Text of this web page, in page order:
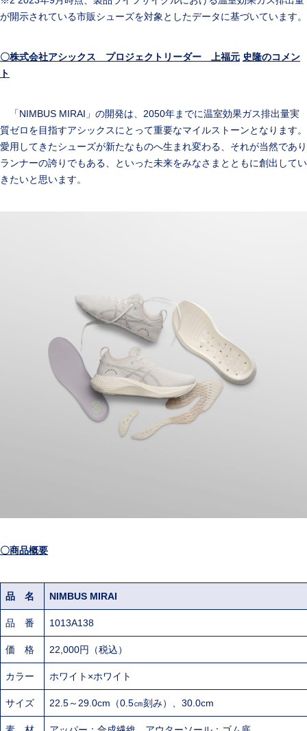
が開示されている市販シューズを対象としたデータに基づいています。
〇株式会社アシックス プロジェクトリーダー 上福元 史隆のコメン
ト
「NIMBUS MIRAI」の開発は、2050年までに温室効果ガス排出量実
質ゼロを目指すアシックスにとって重要なマイルストーンとなります。
愛用してきたシューズが新たなものへ生まれ変わる、それが当然であり
ランナーの誇りでもある、といった未来をみなさまとともに創出してい
きたいと思います。
〇商品概要
品 名 NIMBUS MIRAI
品 番 1013A138
価 格 22,000円（税込）
カラー ホワイト×ホワイト
サイズ 22.5～29.0cm（0.5㎝刻み）、30.0cm